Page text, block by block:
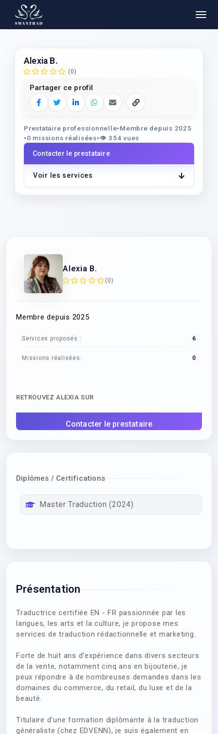
Alexia B.
(0)
Partager ce profil
Facebook
TwitterLinkedInWhatsApp
E‑mailCopier le lien
Prestataire professionnelle•Membre depuis 2025
•0 missions réalisées•👁️ 354 vues
Contacter le prestataire
Voir les services
Alexia B.
(0)
Membre depuis 2025
Services proposés : 6
Missions réalisées: 0
RETROUVEZ ALEXIA SUR
Contacter le prestataire
Diplômes / Certifications
Master Traduction (2024)
Présentation
Traductrice certifiée EN - FR passionnée par les
langues, les arts et la culture, je propose mes
services de traduction rédactionnelle et marketing.
Forte de huit ans d'expérience dans divers secteurs
de la vente, notamment cinq ans en bijouterie, je
peux répondre à de nombreuses demandes dans les
domaines du commerce, du retail, du luxe et de la
beauté.
Titulaire d'une formation diplômante à la traduction
généraliste (chez EDVENN), je suis également en